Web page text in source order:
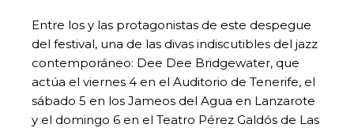
Entre los y las protagonistas de este despegue
del festival, una de las divas indiscutibles del jazz
contemporáneo: Dee Dee Bridgewater, que
actúa el viernes 4 en el Auditorio de Tenerife, el
sábado 5 en los Jameos del Agua en Lanzarote
y el domingo 6 en el Teatro Pérez Galdós de Las